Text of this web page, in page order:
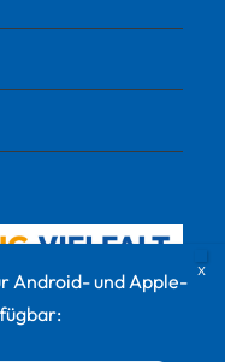
Android- und Apple-